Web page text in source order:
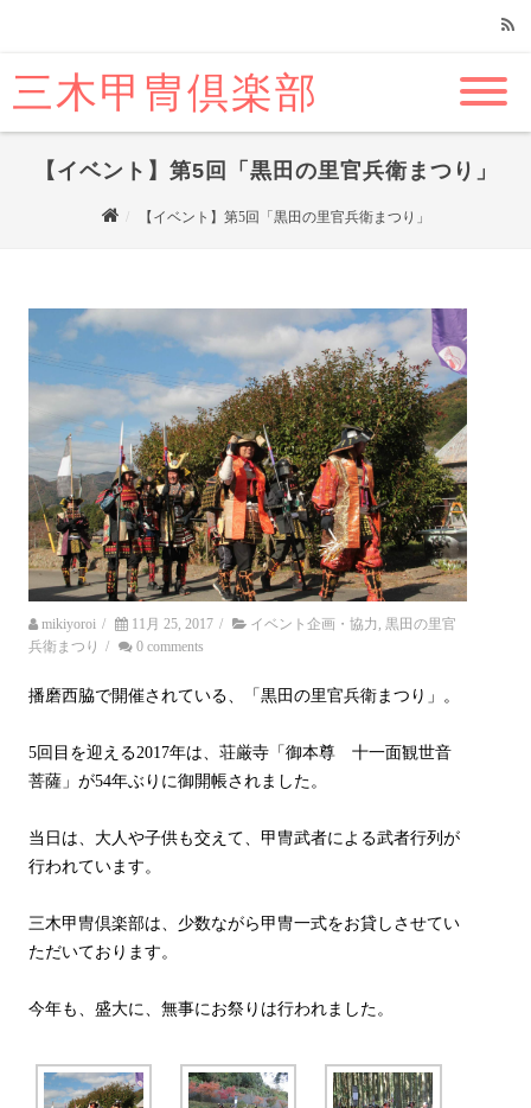
RSS
三木甲冑倶楽部
【イベント】第5回「黒田の里官兵衛まつり」
【イベント】第5回「黒田の里官兵衛まつり」
mikiyoroi / 11月 25, 2017 / イベント企画・協力
黒田の里官
兵衛まつり
/ 0 comments
播磨西脇で開催されている、「黒田の里官兵衛まつり」。
5回目を迎える2017年は、荘厳寺「御本尊 十一面観世音
菩薩」が54年ぶりに御開帳されました。
当日は、大人や子供も交えて、甲冑武者による武者行列が
行われています。
三木甲冑倶楽部は、少数ながら甲冑一式をお貸しさせてい
ただいております。
今年も、盛大に、無事にお祭りは行われました。